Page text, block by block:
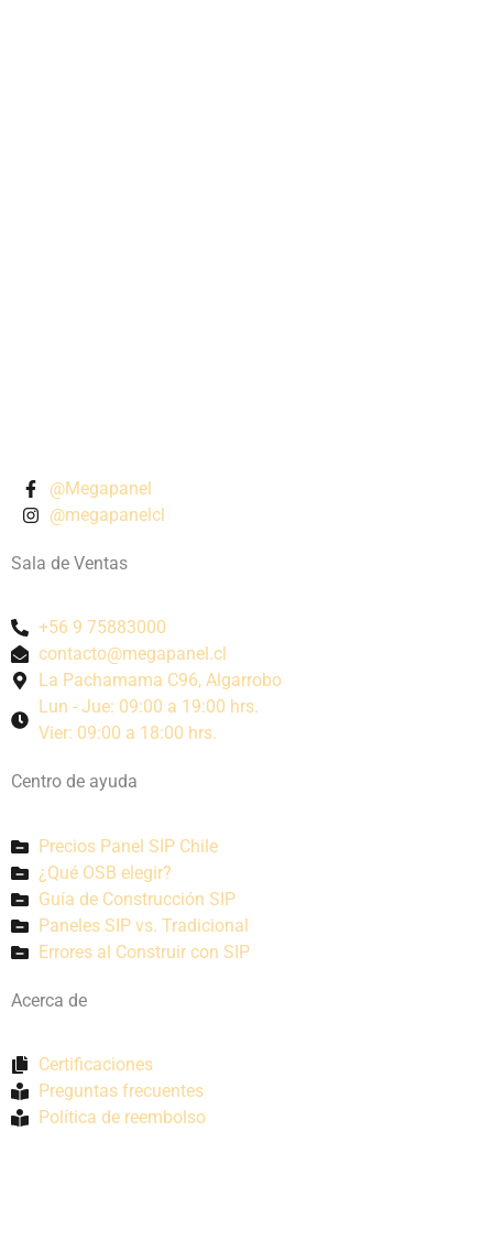
@Megapanel
@megapanelcl
Sala de Ventas
+56 9 75883000
contacto@megapanel.cl
La Pachamama C96, Algarrobo
Lun - Jue: 09:00 a 19:00 hrs.
Vier: 09:00 a 18:00 hrs.
Centro de ayuda
Precios Panel SIP Chile
¿Qué OSB elegir?
Guía de Construcción SIP
Paneles SIP vs. Tradicional
Errores al Construir con SIP
Acerca de
Certificaciones
Preguntas frecuentes
Política de reembolso